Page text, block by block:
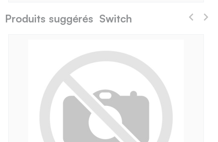
Produits suggérés Switch